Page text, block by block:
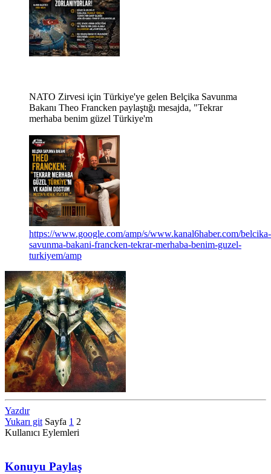
NATO Zirvesi için Türkiye'ye gelen Belçika Savunma
Bakanı Theo Francken paylaştığı mesajda, "Tekrar
merhaba benim güzel Türkiye'm
https://www.google.com/amp/s/www.kanal6haber.com/belcika-
savunma-bakani-francken-tekrar-merhaba-benim-guzel-
turkiyem/amp
Yazdır
Yukarı git Sayfa 1 2
Kullanıcı Eylemleri
Konuyu Paylaş